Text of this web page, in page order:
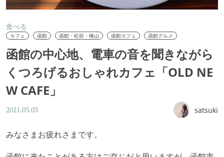
食べる
カフェ 函館 函館・松前・檜山 函館カフェ 函館グルメ
函館の中心地、電車の音を聞きながら
くつろげるおしゃれカフェ「OLD NE
W CAFE」
2021.03.03 satsuki
みなさまお疲れさまです。